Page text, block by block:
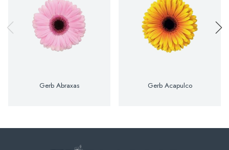
Gerb Abraxas Gerb Acapulco